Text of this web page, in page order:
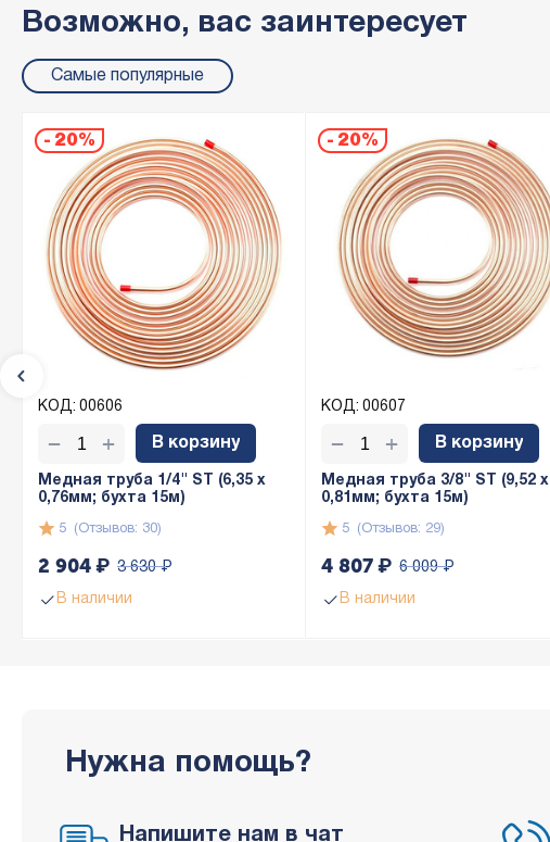
Возможно, вас заинтересует
Самые популярные
- 20%
КОД: 00606
Медная труба 1/4" ST (6,35 х
0,76мм; бухта 15м)
(Отзывов: 30)
5
В наличии
3 630 ₽
2 904₽
В корзину
+
−
- 20%
КОД: 00607
Медная труба 3/8" ST (9,52 х
0,81мм; бухта 15м)
(Отзывов: 29)
5
В наличии
6 009 ₽
4 807₽
В корзину
+
−
Нужна помощь?
Напишите нам в чат